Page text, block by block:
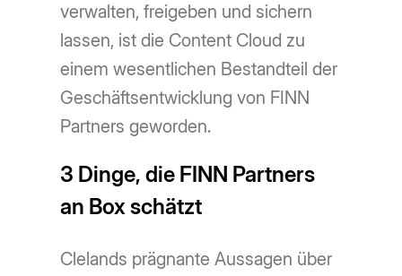
verwalten, freigeben und sichern
lassen, ist die Content Cloud zu
einem wesentlichen Bestandteil der
Geschäftsentwicklung von FINN
Partners geworden.
3 Dinge, die FINN Partners
an Box schätzt
Clelands prägnante Aussagen über